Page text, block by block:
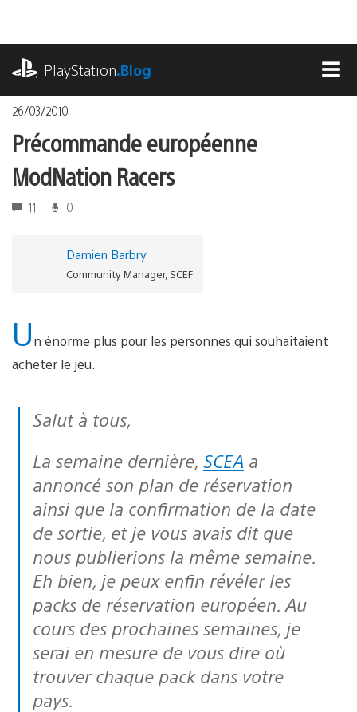
contenu
PlayStation.Blog
26/03/2010
Précommande européenne
ModNation Racers
11 0
Damien Barbry
Community Manager, SCEF
Un énorme plus pour les personnes qui souhaitaient
acheter le jeu.
Salut à tous,
La semaine dernière, SCEA a
annoncé son plan de réservation
ainsi que la confirmation de la date
de sortie, et je vous avais dit que
nous publierions la même semaine.
Eh bien, je peux enfin révéler les
packs de réservation européen. Au
cours des prochaines semaines, je
serai en mesure de vous dire où
trouver chaque pack dans votre
pays.